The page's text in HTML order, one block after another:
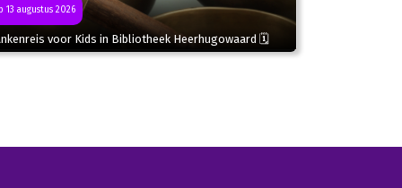
13 augustus 2026
voor Kids in Bibliotheek Heerhugowaard 🗓